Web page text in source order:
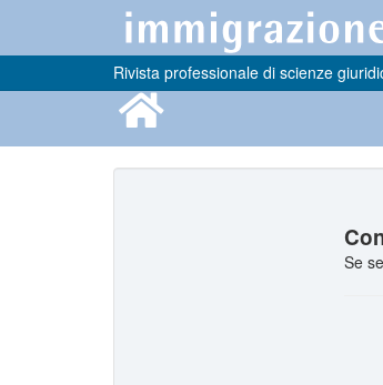
Rivista professionale di scienze
Se